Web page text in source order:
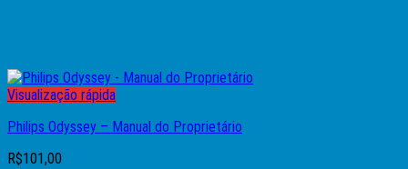
Visualização rápida
Philips Odyssey – Manual do Proprietário
R$101,00